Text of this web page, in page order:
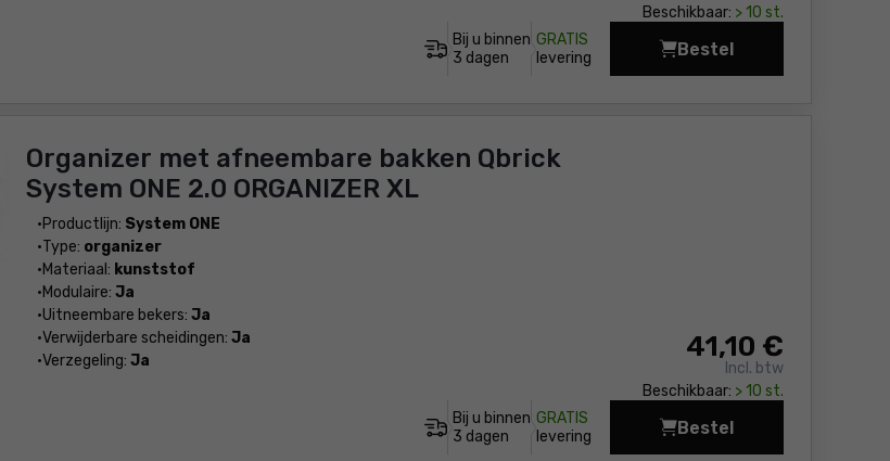
Beschikbaar: > 10 st.
Bij u binnen
3 dagen
GRATIS
levering
Bestel
Organizer met
Organizer met afneembare bakken Qbrick
System ONE 2.0 ORGANIZER XL
Productlijn: System ONE
Type: organizer
Materiaal: kunststof
Modulaire: Ja
Uitneembare bekers: Ja
Verwijderbare scheidingen: Ja
Verzegeling: Ja 41,10 €
Incl. btw
Beschikbaar: > 10 st.
Bij u binnen
3 dagen
GRATIS
levering
Bestel
Organizer met